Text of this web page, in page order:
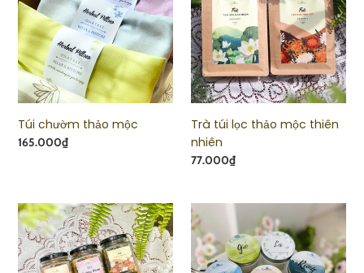
mộc
Túi chườm thảo mộc
Giá
165.000₫
thảo
mộc
thiên
nhiên
Trà túi lọc thảo mộc thiên
nhiên
Giá
77.000₫
Trà
ngũ
vị
Nến
thơm
tinh
dầu